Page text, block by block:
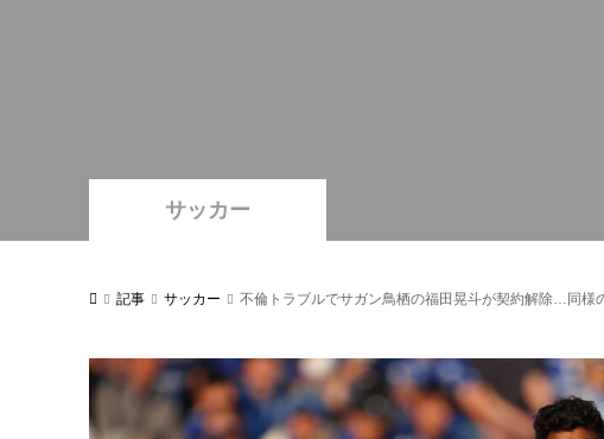
サッカー
記事 サッカー 不倫トラブルでサガン鳥栖の福田晃斗が契約解除…同様